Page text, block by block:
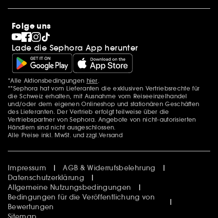
SEPHORA Prize
Clean at Sephora
Pride
Folge uns
Lade die Sephora App herunter
Zusätzlich Erwähnungen
*Alle Aktionsbedingungen hier.
**Sephora hat vom Lieferanten die exklusiven Vertriebsrechte für
die Schweiz erhalten, mit Ausnahme vom Reiseeinzelhandel
und/oder dem eigenen Onlineshop und stationären Geschäften
des Lieferanten. Der Vertrieb erfolgt teilweise über die
Vertriebspartner von Sephora. Angebote von nicht-autorisierten
Händlern sind nicht ausgeschlossen.
Alle Preise inkl. MwSt. und zzgl.Versand
Impressum
AGB & Widerrufsbelehrung
Datenschutzerklärung
Allgemeine Nutzungsbedingungen
Bedingungen für die Veröffentlichung von
Bewertungen